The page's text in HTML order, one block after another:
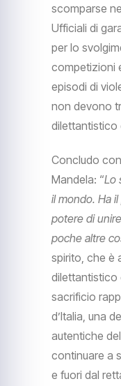
scomparse
Ufficiali di
per lo
competizioni
episodi di
non devono
dilettantistico
Concludo
Mandela: “Lo
il mondo. Ha
potere di
poche altre
spirito, che è
dilettantistico
sacrificio
d’Italia, una
autentiche
continuare a
e fuori dal